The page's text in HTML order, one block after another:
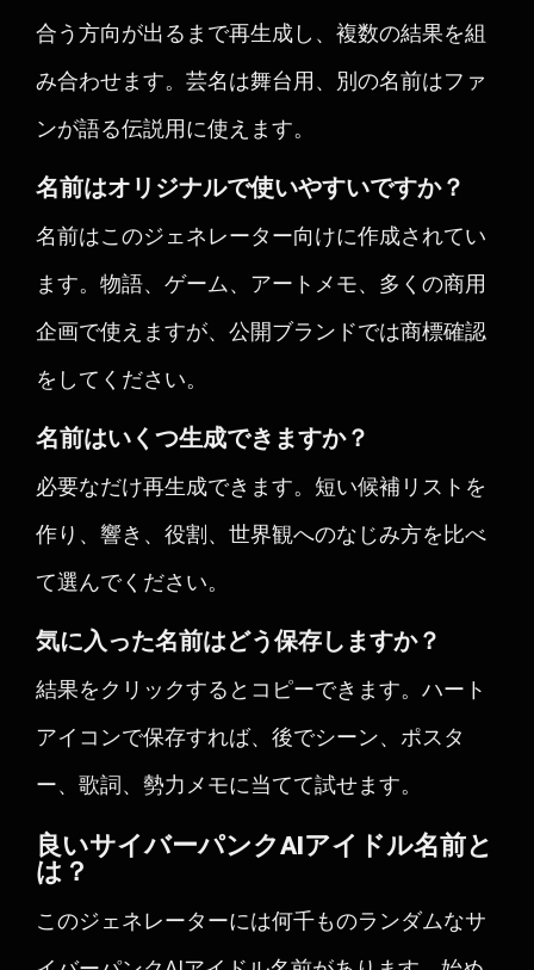
合う方向が出るまで再生成し、複数の結果を組
み合わせます。芸名は舞台用、別の名前はファ
ンが語る伝説用に使えます。
名前はオリジナルで使いやすいですか？
名前はこのジェネレーター向けに作成されてい
ます。物語、ゲーム、アートメモ、多くの商用
企画で使えますが、公開ブランドでは商標確認
をしてください。
名前はいくつ生成できますか？
必要なだけ再生成できます。短い候補リストを
作り、響き、役割、世界観へのなじみ方を比べ
て選んでください。
気に入った名前はどう保存しますか？
結果をクリックするとコピーできます。ハート
アイコンで保存すれば、後でシーン、ポスタ
ー、歌詞、勢力メモに当てて試せます。
良いサイバーパンクAIアイドル名前と
は？
このジェネレーターには何千ものランダムなサ